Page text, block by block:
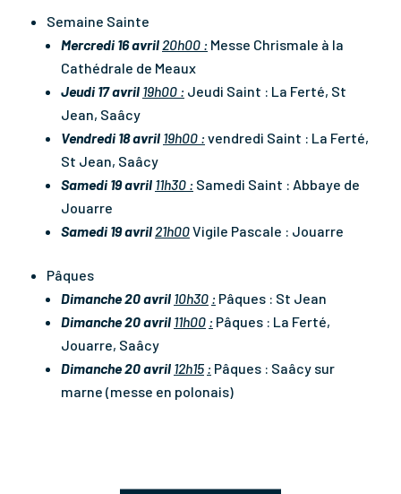
Semaine Sainte
Mercredi 16 avril20h00 : Messe Chrismale à la
Cathédrale de Meaux
Jeudi 17 avril 19h00 : Jeudi Saint : La Ferté, St
Jean, Saâcy
Vendredi 18 avril 19h00 : vendredi Saint : La Ferté,
St Jean, Saâcy
Samedi 19 avril 11h30 : Samedi Saint : Abbaye de
Jouarre
Samedi 19 avril21h00Vigile Pascale : Jouarre
Pâques
Dimanche 20 avril 10h30 : Pâques : St Jean
Dimanche 20 avril 11h00 : Pâques : La Ferté,
Jouarre, Saâcy
Dimanche 20 avril 12h15 : Pâques : Saâcy sur
marne (messe en polonais)